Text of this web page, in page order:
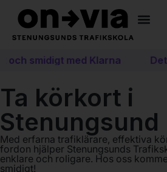
smidigt med Klarna
Ta körkort i
Stenungsund
Med erfarna trafiklärare, effektiva
fordon hjälper Stenungsunds
enklare och roligare. Hos oss
smidigt!